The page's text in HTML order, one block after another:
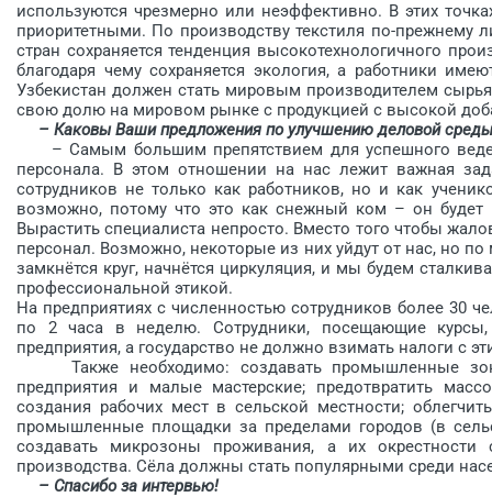
используются чрезмерно или неэффективно. В этих
приоритетными. По производству текстиля по-прежнему
стран сохраняется тенденция высокотехнологичного
благодаря чему сохраняется экология, а работники
Узбекистан должен стать мировым производителем
свою долю на мировом рынке с продукцией с высокой
– Каковы Ваши предложения по улучшению деловой среды
– Самым большим препятствием для успешного
персонала. В этом отношении на нас лежит важная
сотрудников не только как работников, но и как
возможно, потому что это как снежный ком – он
Вырастить специалиста непросто. Вместо того чтобы
персонал. Возможно, некоторые из них уйдут от нас, но
замкнётся круг, начнётся циркуляция, и мы будем
профессиональной этикой.
На предприятиях с численностью сотрудников более 30
по 2 часа в неделю. Сотрудники, посещающие
предприятия, а государство не должно взимать налоги с
Также необходимо: создавать промышленные
предприятия и малые мастерские; предотвратить
создания рабочих мест в сельской местности;
промышленные площадки за пределами городов (в
создавать микрозоны проживания, а их окрестности
производства. Сёла должны стать популярными среди
– Спасибо за интервью!